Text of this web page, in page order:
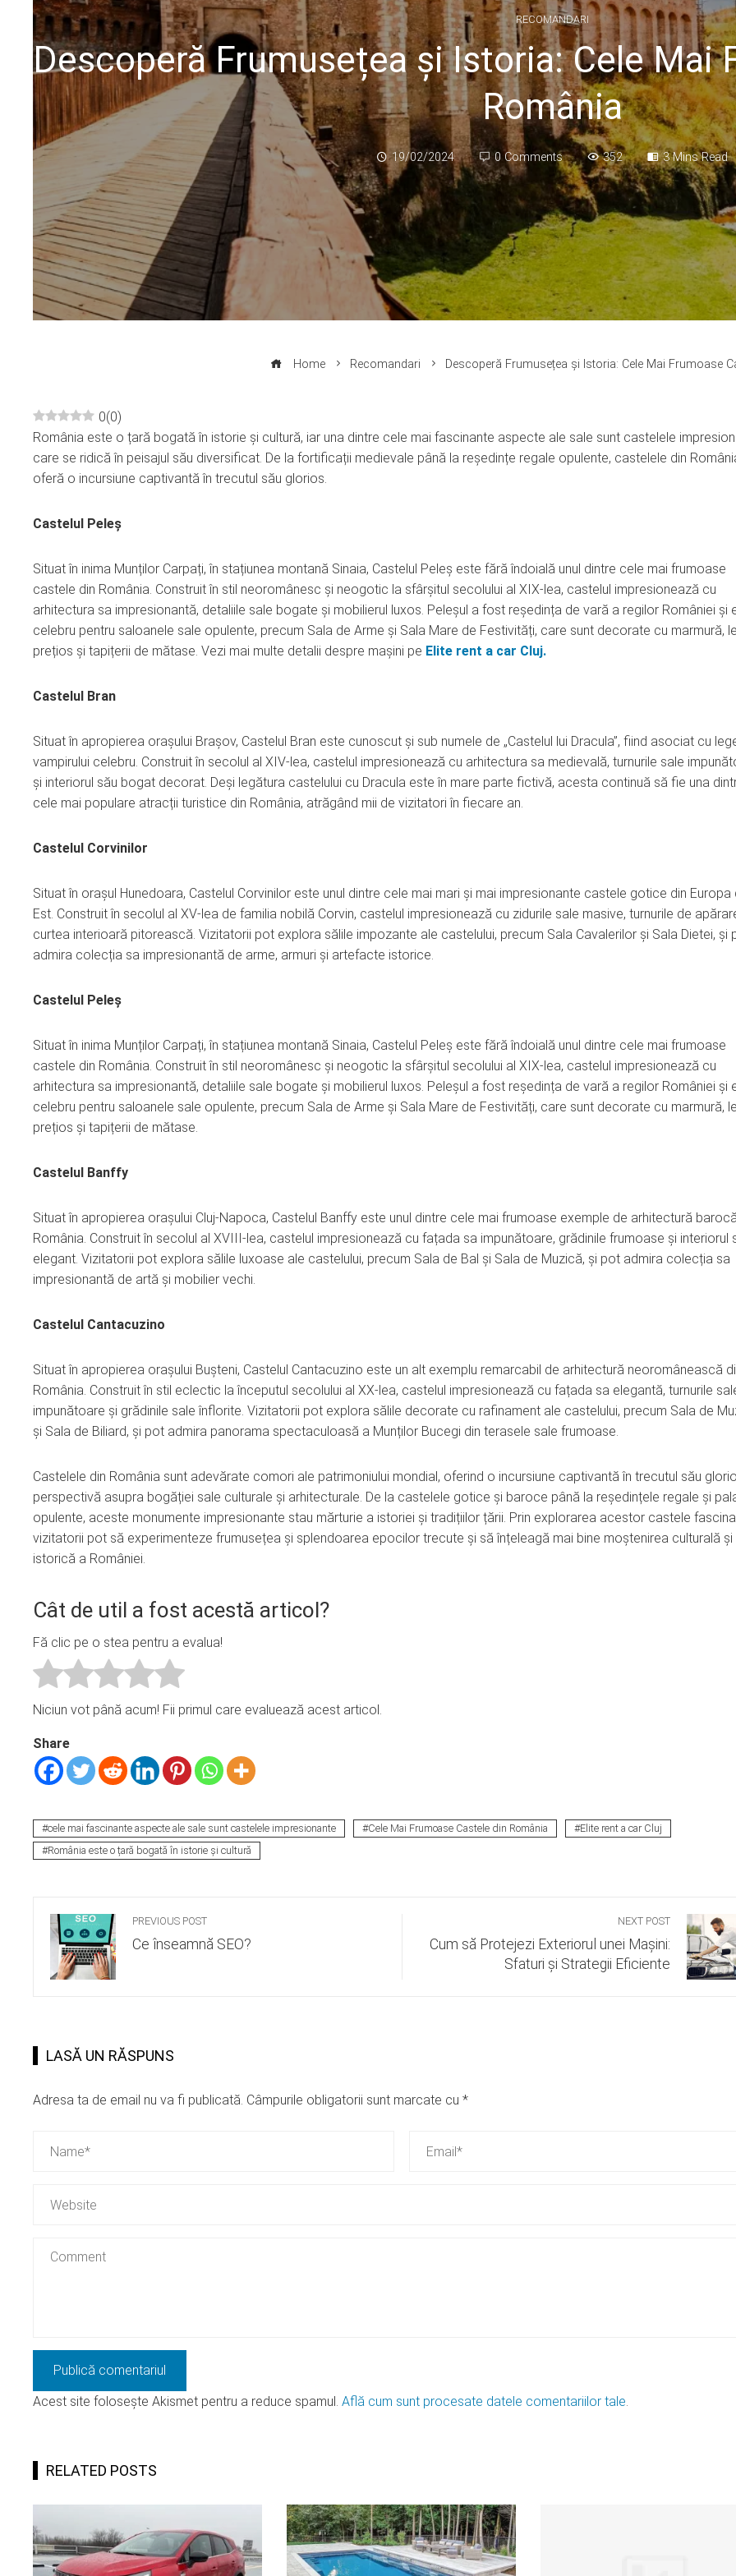
RECOMANDARI
Descoperă Frumusețea și Istoria: Cele Mai
România
19/02/2024 0 Comments 352 3 Mins Read
Home Recomandari Descoperă Frumusețea și Istoria: Cele Mai Frumoase
0(0)
România este o țară bogată în istorie și cultură, iar una dintre cele mai fascinante aspecte ale sale sunt castelele
care se ridică în peisajul său diversificat. De la fortificații medievale până la reședințe regale opulente, castelele din
oferă o incursiune captivantă în trecutul său glorios.
Castelul Peleș
Situat în inima Munților Carpați, în stațiunea montană Sinaia, Castelul Peleș este fără îndoială unul dintre cele mai frumoase
castele din România. Construit în stil neoromânesc și neogotic la sfârșitul secolului al XIX-lea, castelul impresionează cu
arhitectura sa impresionantă, detaliile sale bogate și mobilierul luxos. Peleșul a fost reședința de vară a regilor României și
celebru pentru saloanele sale opulente, precum Sala de Arme și Sala Mare de Festivități, care sunt decorate cu marmură,
prețios și tapițerii de mătase. Vezi mai multe detalii despre mașini pe Elite rent a car Cluj.
Castelul Bran
Situat în apropierea orașului Brașov, Castelul Bran este cunoscut și sub numele de „Castelul lui Dracula”, fiind asociat cu
vampirului celebru. Construit în secolul al XIV-lea, castelul impresionează cu arhitectura sa medievală, turnurile sale
și interiorul său bogat decorat. Deși legătura castelului cu Dracula este în mare parte fictivă, acesta continuă să fie una
cele mai populare atracții turistice din România, atrăgând mii de vizitatori în fiecare an.
Castelul Corvinilor
Situat în orașul Hunedoara, Castelul Corvinilor este unul dintre cele mai mari și mai impresionante castele gotice din Europa
Est. Construit în secolul al XV-lea de familia nobilă Corvin, castelul impresionează cu zidurile sale masive, turnurile de
curtea interioară pitorească. Vizitatorii pot explora sălile impozante ale castelului, precum Sala Cavalerilor și Sala Dietei, și
admira colecția sa impresionantă de arme, armuri și artefacte istorice.
Castelul Peleș
Situat în inima Munților Carpați, în stațiunea montană Sinaia, Castelul Peleș este fără îndoială unul dintre cele mai frumoase
castele din România. Construit în stil neoromânesc și neogotic la sfârșitul secolului al XIX-lea, castelul impresionează cu
arhitectura sa impresionantă, detaliile sale bogate și mobilierul luxos. Peleșul a fost reședința de vară a regilor României și
celebru pentru saloanele sale opulente, precum Sala de Arme și Sala Mare de Festivități, care sunt decorate cu marmură,
prețios și tapițerii de mătase.
Castelul Banffy
Situat în apropierea orașului Cluj-Napoca, Castelul Banffy este unul dintre cele mai frumoase exemple de arhitectură
România. Construit în secolul al XVIII-lea, castelul impresionează cu fațada sa impunătoare, grădinile frumoase și interiorul
elegant. Vizitatorii pot explora sălile luxoase ale castelului, precum Sala de Bal și Sala de Muzică, și pot admira colecția sa
impresionantă de artă și mobilier vechi.
Castelul Cantacuzino
Situat în apropierea orașului Bușteni, Castelul Cantacuzino este un alt exemplu remarcabil de arhitectură neoromânească
România. Construit în stil eclectic la începutul secolului al XX-lea, castelul impresionează cu fațada sa elegantă, turnurile
impunătoare și grădinile sale înflorite. Vizitatorii pot explora sălile decorate cu rafinament ale castelului, precum Sala de
și Sala de Biliard, și pot admira panorama spectaculoasă a Munților Bucegi din terasele sale frumoase.
Castelele din România sunt adevărate comori ale patrimoniului mondial, oferind o incursiune captivantă în trecutul său
perspectivă asupra bogăției sale culturale și arhitecturale. De la castelele gotice și baroce până la reședințele regale și
opulente, aceste monumente impresionante stau mărturie a istoriei și tradițiilor țării. Prin explorarea acestor castele
vizitatorii pot să experimenteze frumusețea și splendoarea epocilor trecute și să înțeleagă mai bine moștenirea culturală și
istorică a României.
Cât de util a fost acestă articol?
Fă clic pe o stea pentru a evalua!
Niciun vot până acum! Fii primul care evaluează acest articol.
Share
cele mai fascinante aspecte ale sale sunt castelele impresionante Cele Mai Frumoase Castele din România
Elite rent a car Cluj
România este o țară bogată în istorie și cultură
PREVIOUS POST
Ce înseamnă SEO?
NEXT POST
Cum să Protejezi Exteriorul unei Mașini:
Sfaturi și Strategii Eficiente
LASĂ UN RĂSPUNS
Adresa ta de email nu va fi publicată. Câmpurile obligatorii sunt marcate cu *
Acest site folosește Akismet pentru a reduce spamul. Află cum sunt procesate datele comentariilor tale.
RELATED POSTS